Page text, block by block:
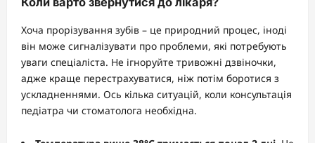
Хоча прорізування зубів – це природний процес, іноді
він може сигналізувати про проблеми, які потребують
уваги спеціаліста. Не ігноруйте тривожні дзвіночки,
адже краще перестрахуватися, ніж потім боротися з
ускладненнями. Ось кілька ситуацій, коли консультація
педіатра чи стоматолога необхідна.